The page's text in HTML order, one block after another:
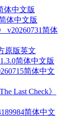
体中文版
体中文版
v20260731简体
原版英文
简体中文版
简体中文
Last Check》
简体中文